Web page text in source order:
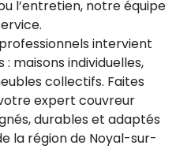
l’entretien, notre équipe
intervient
maisons individuelles,
collectifs. Faites
expert couvreur
durables et adaptés
la région de Noyal-sur-